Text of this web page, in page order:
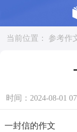
当前位置： 参考作
时间：2024-08-01
一封信的作文